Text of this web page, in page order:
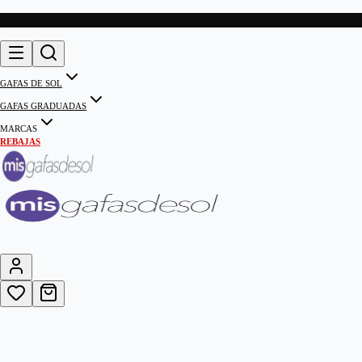
GAFAS DE SOL
GAFAS GRADUADAS
MARCAS
REBAJAS